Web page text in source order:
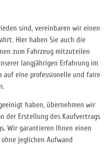
sind, vereinbaren wir einen
Hier haben Sie auch die
zum Fahrzeug mitzuteilen
langjährigen Erfahrung im
eine professionelle und faire
haben, übernehmen wir
der Erstellung des Kaufvertrags
Wir garantieren Ihnen einen
jeglichen Aufwand